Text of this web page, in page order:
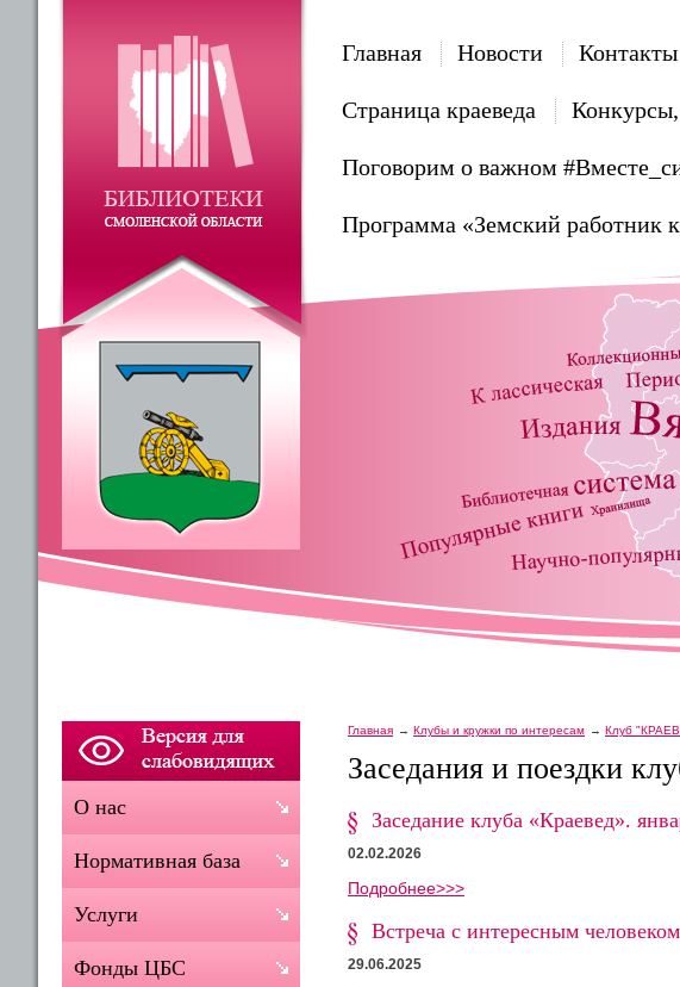
Главная Новости Контакты
Страница краеведа
Поговорим о важном
Программа «Земский работник
Главная Клубы и кружки по интересам Клуб
Заседания и поездки
Заседание клуба «Краевед».
02.02.2026
Подробнее>>>
Встреча с интересным
29.06.2025
О нас
Нормативная база
Услуги
Фонды ЦБС